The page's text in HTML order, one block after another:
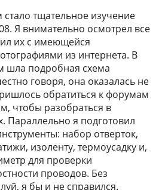
тщательное изучение
Я внимательно осмотрел все
их с имеющейся
из интернета. В
шла подробная схема
говоря, она оказалась не
обратиться к форумам
чтобы разобраться в
Параллельно я подготовил
набор отверток,
изоленту, термоусадку и,
для проверки
проводов. Без
я бы и не справился.